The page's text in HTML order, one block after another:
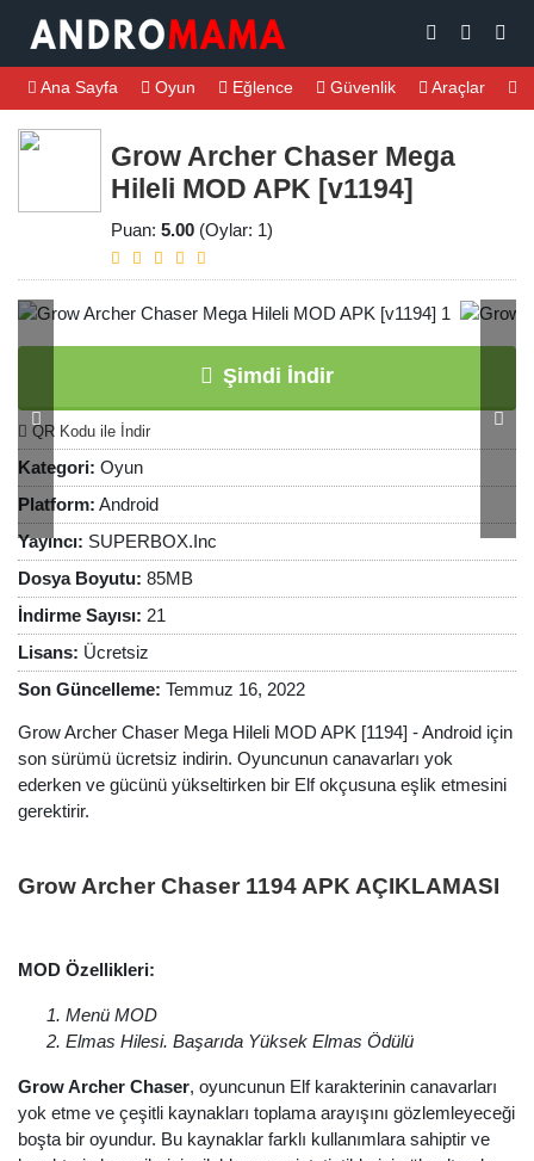
Ana Sayfa Oyun Eğlence Güvenlik Araçlar
Grow Archer Chaser Mega
Hileli MOD APK [v1194]
Puan: 5.00 (Oylar: 1)
Şimdi İndir
QR Kodu ile İndir
Kategori: Oyun
Platform: Android
Yayıncı: SUPERBOX.Inc
Dosya Boyutu: 85MB
İndirme Sayısı: 21
Lisans: Ücretsiz
Son Güncelleme: Temmuz 16, 2022
Grow Archer Chaser Mega Hileli MOD APK [1194] - Android için
son sürümü ücretsiz indirin. Oyuncunun canavarları yok
ederken ve gücünü yükseltirken bir Elf okçusuna eşlik etmesini
gerektirir.
Grow Archer Chaser 1194 APK AÇIKLAMASI
MOD Özellikleri:
Menü MOD
Elmas Hilesi. Başarıda Yüksek Elmas Ödülü
Grow Archer Chaser, oyuncunun Elf karakterinin canavarları
yok etme ve çeşitli kaynakları toplama arayışını gözlemleyeceği
boşta bir oyundur. Bu kaynaklar farklı kullanımlara sahiptir ve